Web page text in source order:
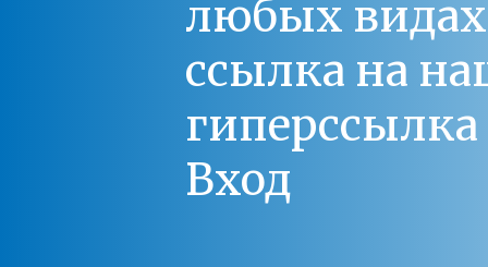
любых
ссылка на
Вход